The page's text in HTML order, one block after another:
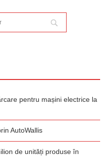
pentru mașini electrice la
AutoWallis
de unități produse în